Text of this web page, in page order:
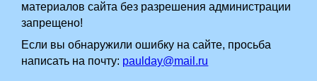
материалов сайта без разрешения администрации
запрещено!
Если вы обнаружили ошибку на сайте, просьба
написать на почту: paulday@mail.ru